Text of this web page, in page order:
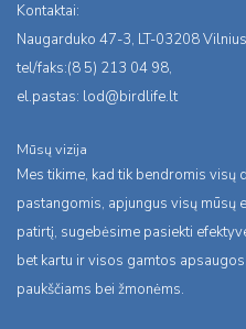
Kontaktai:
Naugarduko 47-3, LT-03208
tel/faks:(8 5) 213 04 98,
el.pastas: lod@birdlife.lt
Mūsų vizija
Mes tikime, kad tik bendromis visų
pastangomis, apjungus visų mūsų
patirtį, sugebėsime pasiekti
bet kartu ir visos gamtos
paukščiams bei žmonėms.